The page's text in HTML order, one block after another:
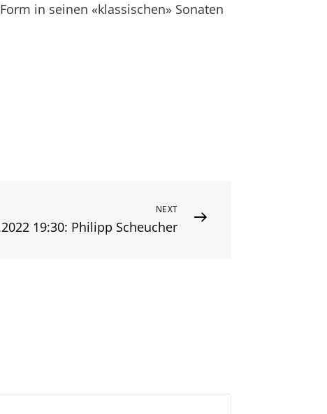
in seinen «klassischen» Sonaten
NEXT
19:30: Philipp Scheucher